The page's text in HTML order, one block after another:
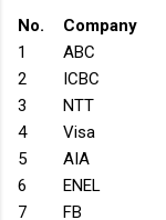
No. Company
1
ABC
2
ICBC
3
NTT
4
Visa
5
AIA
6
ENEL
7
FB